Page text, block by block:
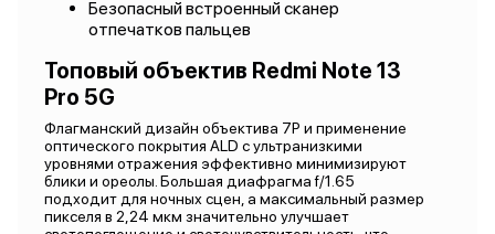
Безопасный встроенный сканер
отпечатков пальцев
Топовый объектив Redmi Note 13
Pro 5G
Флагманский дизайн объектива 7P и применение
оптического покрытия ALD с ультранизкими
уровнями отражения эффективно минимизируют
блики и ореолы. Большая диафрагма f/1.65
подходит для ночных сцен, а максимальный размер
пикселя в 2,24 мкм значительно улучшает